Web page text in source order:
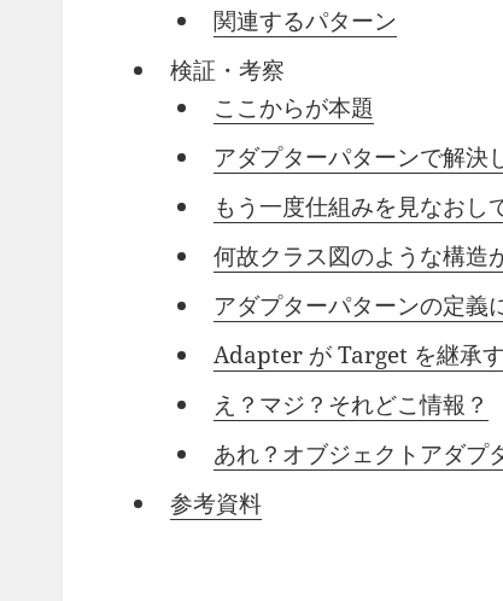
関連するパターン
検証・考察
ここからが本題
アダプターパターンで解決
もう一度仕組みを見なおし
何故クラス図のような構造
アダプターパターンの定義
Adapter が Target を継承
え？マジ？それどこ情報？
あれ？オブジェクトアダプ
参考資料